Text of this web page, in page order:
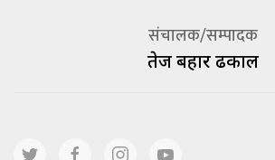
संचालक/सम्पादक
तेज बहादूर ढकाल